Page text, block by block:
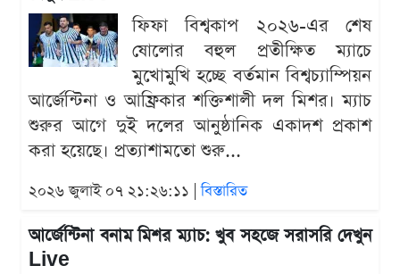
ফিফা বিশ্বকাপ ২০২৬-এর শেষ
ষোলোর বহুল প্রতীক্ষিত ম্যাচে
মুখোমুখি হচ্ছে বর্তমান বিশ্বচ্যাম্পিয়ন
আর্জেন্টিনা ও আফ্রিকার শক্তিশালী দল মিশর। ম্যাচ
শুরুর আগে দুই দলের আনুষ্ঠানিক একাদশ প্রকাশ
করা হয়েছে। প্রত্যাশামতো শুরু...
২০২৬ জুলাই ০৭ ২১:২৬:১১ |বিস্তারিত
আর্জেন্টিনা বনাম মিশর ম্যাচ: খুব সহজে সরাসরি দেখুন
Live